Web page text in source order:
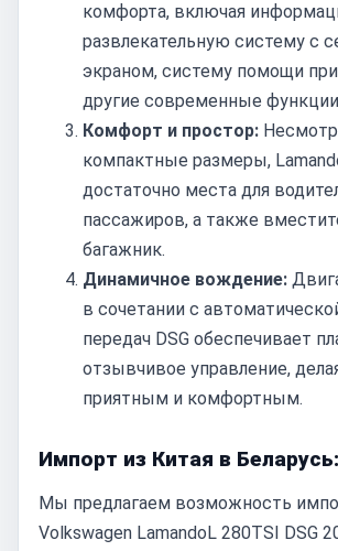
комфорта, включая
развлекательную систему с
экраном, систему помощи
другие современные
Комфорт и простор:
компактные размеры,
достаточно места для
пассажиров, а также
багажник.
Динамичное вождение:
в сочетании с
передач DSG обеспечивает
отзывчивое управление,
приятным и комфортным.
Импорт из Китая в Беларусь:
Мы предлагаем возможность
Volkswagen LamandoL 280TSI DSG